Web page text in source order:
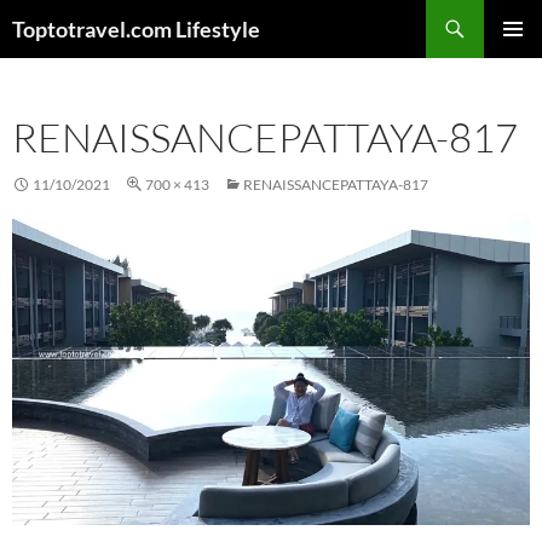
Toptotravel.com Lifestyle
RENAISSANCEPATTAYA-817
11/10/2021 700 × 413 RENAISSANCEPATTAYA-817